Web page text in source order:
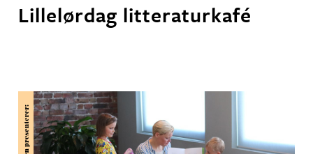
Lillelørdag litteraturkafé